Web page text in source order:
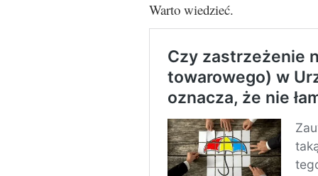
Warto wiedzieć.